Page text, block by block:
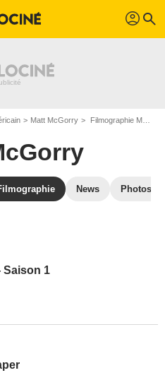
profil search
Matt McGorry Filmographie Matt McGorry
News Photos
Saison 1